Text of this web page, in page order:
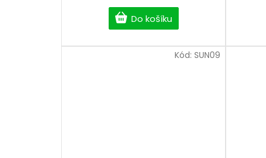
Do košíku
Kód: SUN09